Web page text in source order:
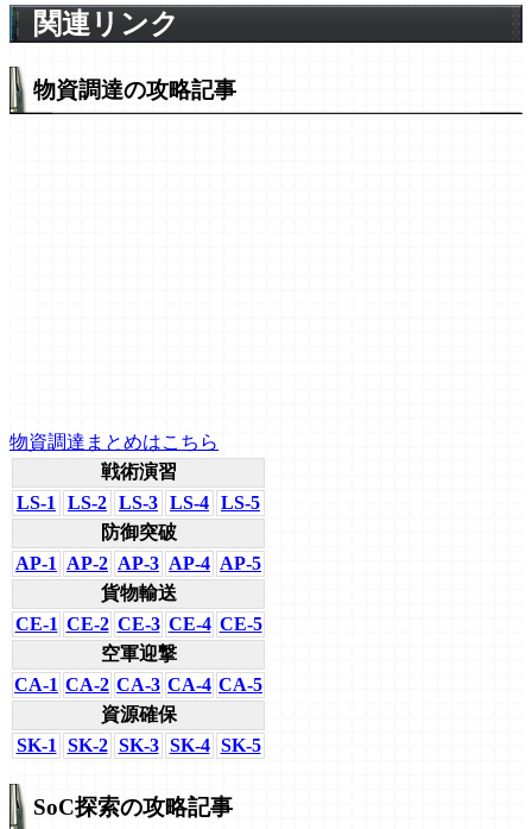
関連リンク
物資調達の攻略記事
物資調達まとめはこちら
戦術演習
LS-1
LS-2 LS-3 LS-4 LS-5
防御突破
AP-1
AP-2 AP-3 AP-4 AP-5
貨物輸送
CE-1 CE-2 CE-3 CE-4 CE-5
空軍迎撃
CA-1 CA-2 CA-3 CA-4 CA-5
資源確保
SK-1
SK-2 SK-3 SK-4 SK-5
SoC探索の攻略記事